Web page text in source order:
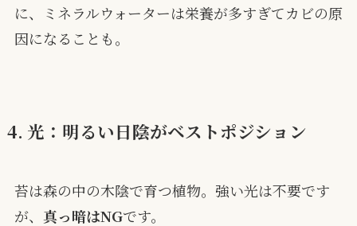
に、ミネラルウォーターは栄養が多すぎてカビの原
因になることも。
4. 光：明るい日陰がベストポジション
苔は森の中の木陰で育つ植物。強い光は不要です
が、 真っ暗はNGです。